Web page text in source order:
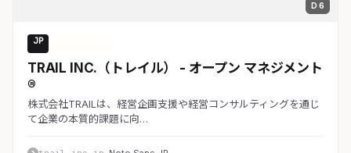
D 6
JP
TRAIL INC.（トレイル） - オープン マネジメント
®
株式会社TRAILは、経営企画支援や経営コンサルティングを通じ
て企業の本質的課題に向…